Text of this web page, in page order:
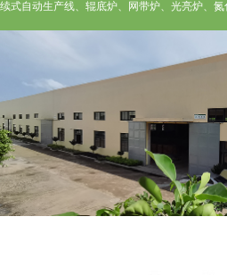
续式自动生产线、辊底炉、网带炉、光亮炉、